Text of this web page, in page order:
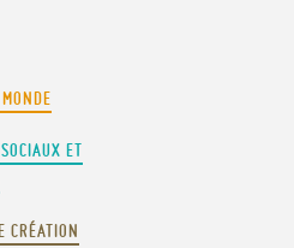
ET
CRÉATION